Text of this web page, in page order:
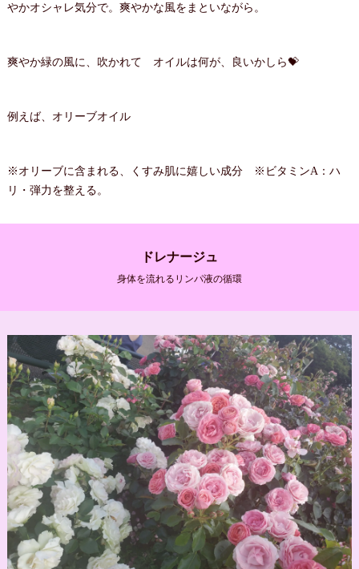
やかオシャレ気分で。爽やかな風をまといながら。
爽やか緑の風に、吹かれて オイルは何が、良いかしら💝
例えば、オリーブオイル
※オリーブに含まれる、くすみ肌に嬉しい成分 ※ビタミンA：ハ
リ・弾力を整える。
ドレナージュ
身体を流れるリンパ液の循環